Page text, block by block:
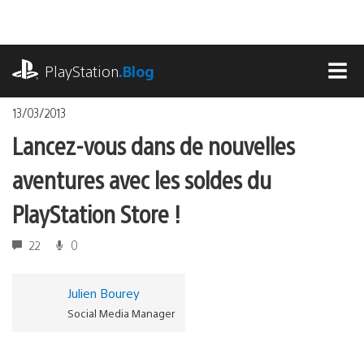
contenu
PlayStation.Blog
13/03/2013
Lancez-vous dans de nouvelles
aventures avec les soldes du
PlayStation Store !
22 0
Julien Bourey
Social Media Manager